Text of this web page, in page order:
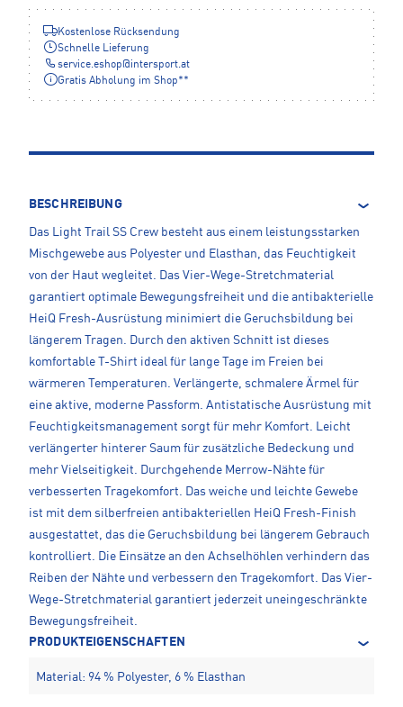
Kostenlose Rücksendung
Schnelle Lieferung
service.eshop@intersport.at
Gratis Abholung im Shop**
BESCHREIBUNG
Das Light Trail SS Crew besteht aus einem leistungsstarken
Mischgewebe aus Polyester und Elasthan, das Feuchtigkeit
von der Haut wegleitet. Das Vier-Wege-Stretchmaterial
garantiert optimale Bewegungsfreiheit und die antibakterielle
HeiQ Fresh-Ausrüstung minimiert die Geruchsbildung bei
längerem Tragen. Durch den aktiven Schnitt ist dieses
komfortable T-Shirt ideal für lange Tage im Freien bei
wärmeren Temperaturen. Verlängerte, schmalere Ärmel für
eine aktive, moderne Passform. Antistatische Ausrüstung mit
Feuchtigkeitsmanagement sorgt für mehr Komfort. Leicht
verlängerter hinterer Saum für zusätzliche Bedeckung und
mehr Vielseitigkeit. Durchgehende Merrow-Nähte für
verbesserten Tragekomfort. Das weiche und leichte Gewebe
ist mit dem silberfreien antibakteriellen HeiQ Fresh-Finish
ausgestattet, das die Geruchsbildung bei längerem Gebrauch
kontrolliert. Die Einsätze an den Achselhöhlen verhindern das
Reiben der Nähte und verbessern den Tragekomfort. Das Vier-
Wege-Stretchmaterial garantiert jederzeit uneingeschränkte
Bewegungsfreiheit.
PRODUKTEIGENSCHAFTEN
Material: 94 % Polyester, 6 % Elasthan